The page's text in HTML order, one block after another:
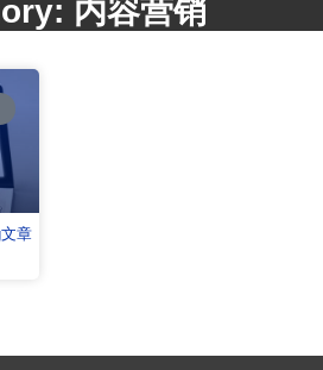
内容营销
章